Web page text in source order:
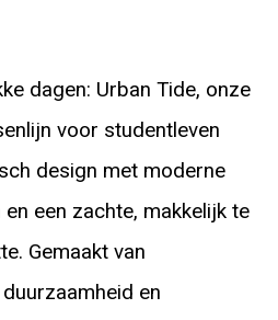
dagen: Urban Tide, onze
voor studentleven
design met moderne
een zachte, makkelijk te
Gemaakt van
en